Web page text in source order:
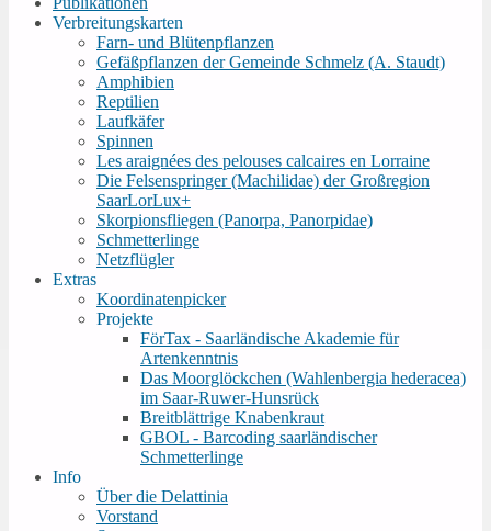
Verbreitungskarten
Farn- und Blütenpflanzen
Gefäßpflanzen der Gemeinde Schmelz (A. Staudt)
Amphibien
Reptilien
Laufkäfer
Spinnen
Les araignées des pelouses calcaires en Lorraine
Die Felsenspringer (Machilidae) der Großregion
SaarLorLux+
Skorpionsfliegen (Panorpa, Panorpidae)
Schmetterlinge
Netzflügler
Extras
Koordinatenpicker
Projekte
FörTax - Saarländische Akademie für
Artenkenntnis
Das Moorglöckchen (Wahlenbergia hederacea)
im Saar-Ruwer-Hunsrück
Breitblättrige Knabenkraut
GBOL - Barcoding saarländischer
Schmetterlinge
Info
Über die Delattinia
Vorstand